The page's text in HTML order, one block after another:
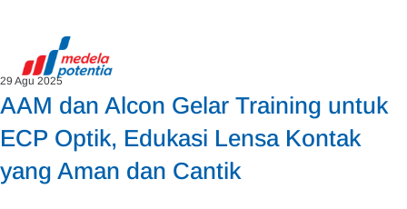
AAM dan Alcon Gelar Training untuk
ECP Optik, Edukasi Lensa Kontak
yang Aman dan Cantik
29 Agu 2025